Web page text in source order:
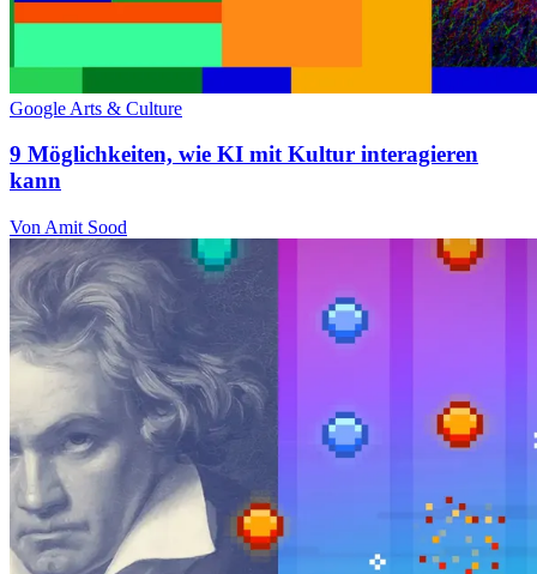
Google Arts & Culture
9 Möglichkeiten, wie KI mit Kultur interagieren
kann
Von Amit Sood